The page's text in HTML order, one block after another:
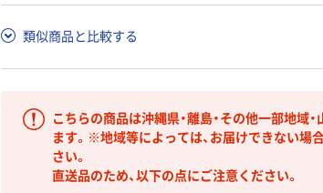
類似商品と比較する
こちらの商品は沖縄県・離島・その他一部地域
ます。※地域等によっては、お届けできない場
さい。
直送品のため、以下の点にご注意ください。